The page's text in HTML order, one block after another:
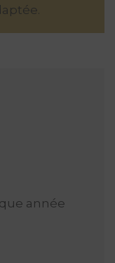
année